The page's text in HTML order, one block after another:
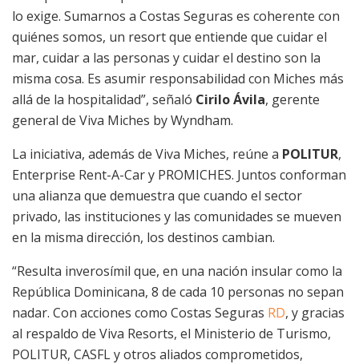
lo exige. Sumarnos a Costas Seguras es coherente con
quiénes somos, un resort que entiende que cuidar el
mar, cuidar a las personas y cuidar el destino son la
misma cosa. Es asumir responsabilidad con Miches más
allá de la hospitalidad”, señaló Cirilo Ávila, gerente
general de Viva Miches by Wyndham.
La iniciativa, además de Viva Miches, reúne a POLITUR,
Enterprise Rent-A-Car y PROMICHES. Juntos conforman
una alianza que demuestra que cuando el sector
privado, las instituciones y las comunidades se mueven
en la misma dirección, los destinos cambian.
“Resulta inverosímil que, en una nación insular como la
República Dominicana, 8 de cada 10 personas no sepan
nadar. Con acciones como Costas Seguras RD, y gracias
al respaldo de Viva Resorts, el Ministerio de Turismo,
POLITUR, CASFL y otros aliados comprometidos,